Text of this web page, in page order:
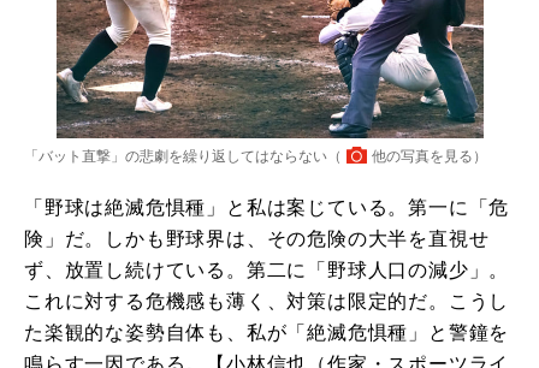
「バット直撃」の悲劇を繰り返してはならない（ 他の写真を見る ）
「野球は絶滅危惧種」と私は案じている。第一に「危
険」だ。しかも野球界は、その危険の大半を直視せ
ず、放置し続けている。第二に「野球人口の減少」。
これに対する危機感も薄く、対策は限定的だ。こうし
た楽観的な姿勢自体も、私が「絶滅危惧種」と警鐘を
鳴らす一因である。【小林信也（作家・スポーツライ